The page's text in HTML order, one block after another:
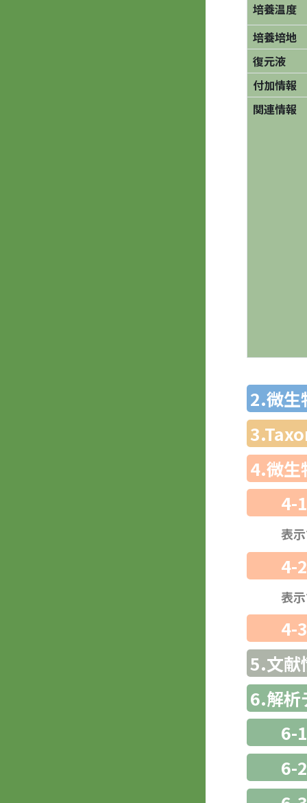
培養温度
培養培地
復元液
付加情報
関連情報
2.微生
4.微生
4-
表
4-
表
4-
5.文献
6.解析
6-
6-